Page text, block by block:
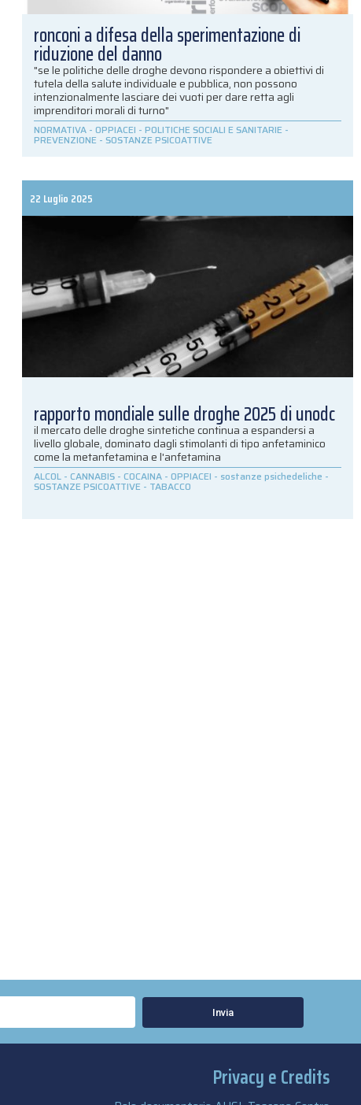
ronconi a difesa della sperimentazione di
riduzione del danno
"se le politiche delle droghe devono rispondere a obiettivi di
tutela della salute individuale e pubblica, non possono
intenzionalmente lasciare dei vuoti per dare retta agli
imprenditori morali di turno"
NORMATIVA- OPPIACEI - POLITICHE SOCIALI E SANITARIE -
PREVENZIONE - SOSTANZE PSICOATTIVE
22 Luglio 2025
rapporto mondiale sulle droghe 2025 di unodc
il mercato delle droghe sintetiche continua a espandersi a
livello globale, dominato dagli stimolanti di tipo anfetaminico
come la metanfetamina e l'anfetamina
ALCOL- CANNABIS- COCAINA- OPPIACEI - sostanze psichedeliche -
SOSTANZE PSICOATTIVE - TABACCO
Invia
Privacy e Credits